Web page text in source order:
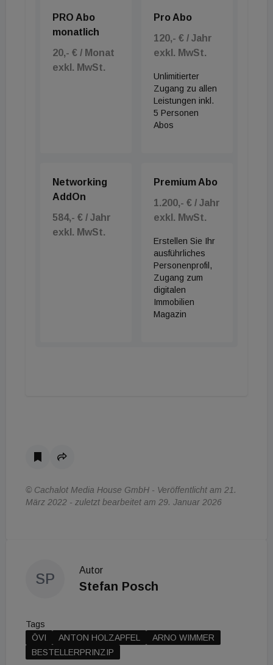
PRO Abo
monatlich
20,- € / Monat
exkl. MwSt.
Pro Abo
120,- € / Jahr
exkl. MwSt.
Unlimitierter
Zugang zu allen
Leistungen inkl.
5 Personen
Abos
Networking
AddOn
584,- € / Jahr
exkl. MwSt.
Premium Abo
1.200,- € / Jahr
exkl. MwSt.
Erstellen Sie Ihr
ausführliches
Personenprofil,
Zugang zum
digitalen
Immobilien
Magazin
© Cachalot Media House GmbH - Veröffentlicht am 21.
März 2022 - zuletzt bearbeitet am 29. Januar 2026
SP
Autor
Stefan Posch
Tags
ÖVI
ANTON HOLZAPFEL
ARNO WIMMER
BESTELLERPRINZIP